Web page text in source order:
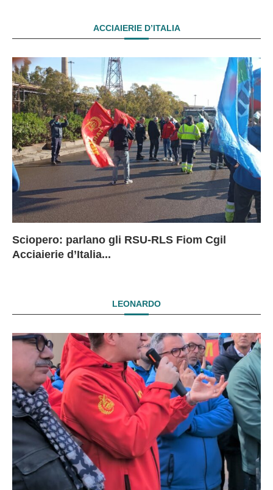
ACCIAIERIE D’ITALIA
Sciopero: parlano gli RSU-RLS Fiom Cgil
Acciaierie d’Italia...
LEONARDO